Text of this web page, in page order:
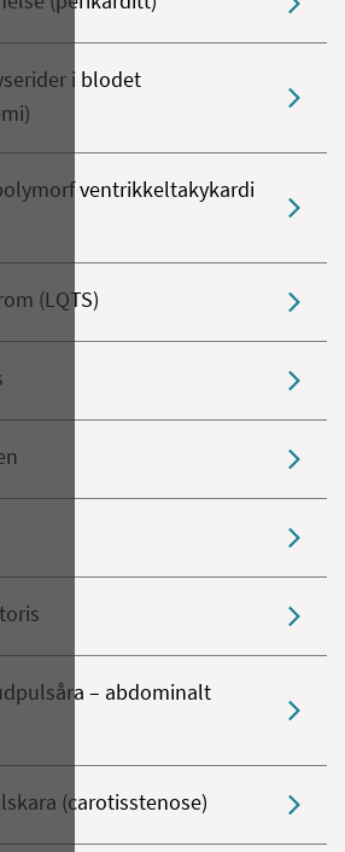
i blodet
ventrikkeltakykardi
(LQTS)
– abdominalt
(carotisstenose)